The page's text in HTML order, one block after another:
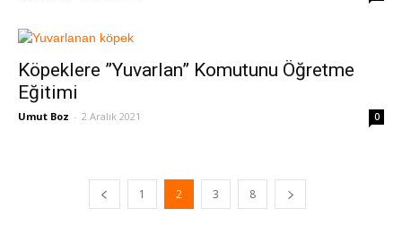
Köpeklere ”Yuvarlan” Komutunu Öğretme
Eğitimi
Umut Boz - 2 Aralık 2021 0
1 2 3 8